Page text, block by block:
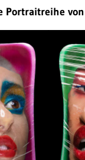
Portraitreihe von